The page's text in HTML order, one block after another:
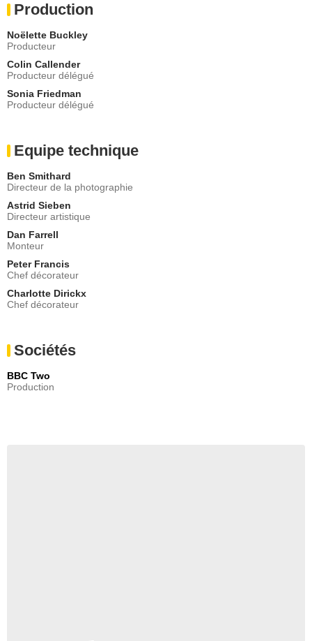
Production
Noëlette Buckley
Producteur
Colin Callender
Producteur délégué
Sonia Friedman
Producteur délégué
Equipe technique
Ben Smithard
Directeur de la photographie
Astrid Sieben
Directeur artistique
Dan Farrell
Monteur
Peter Francis
Chef décorateur
Charlotte Dirickx
Chef décorateur
Sociétés
BBC Two
Production